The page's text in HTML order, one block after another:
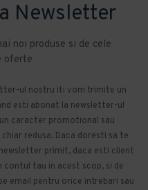
Newsletter
noi produse si de cele
oferte
ul nostru iti vom trimite un
esti abonat la newsletter-ul
caracter promotional sau
redusa. Daca doresti sa te
primit, daca esti client
tau in acest scop, si de
email pentru orice intrebari sau